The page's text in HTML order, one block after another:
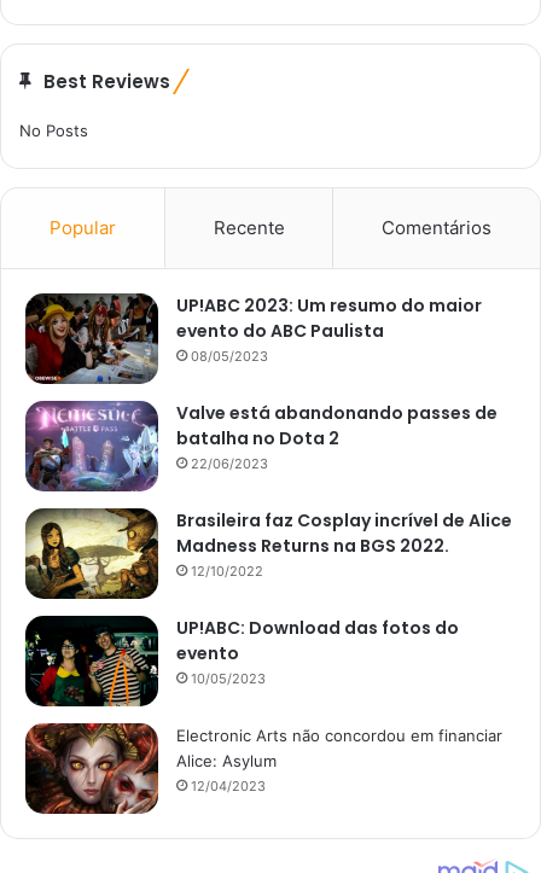
Best Reviews
No Posts
Popular Recente Comentários
UP!ABC 2023: Um resumo do maior
evento do ABC Paulista
08/05/2023
Valve está abandonando passes de
batalha no Dota 2
22/06/2023
Brasileira faz Cosplay incrível de Alice
Madness Returns na BGS 2022.
12/10/2022
UP!ABC: Download das fotos do
evento
10/05/2023
Electronic Arts não concordou em financiar
Alice: Asylum
12/04/2023